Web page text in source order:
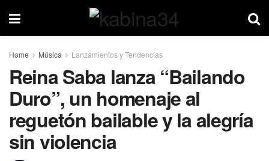
Home Música Lanzamientos y Tendencias
Reina Saba lanza “Bailando
Duro”, un homenaje al
reguetón bailable y la alegría
sin violencia